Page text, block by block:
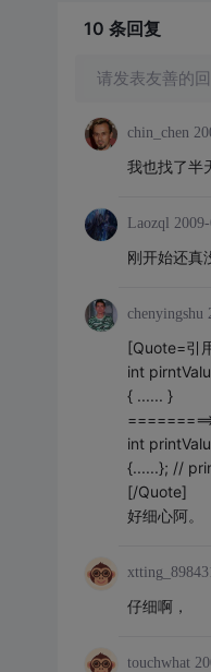
10 条回复
请发表友善的
chin_chen
我也找了半
Laozql
刚开始还真
chenyingshu
[Quote=引
int
{ ...... }
int
{......}; //
[/Quote]
好细心阿。
仔细啊，
touchwhat